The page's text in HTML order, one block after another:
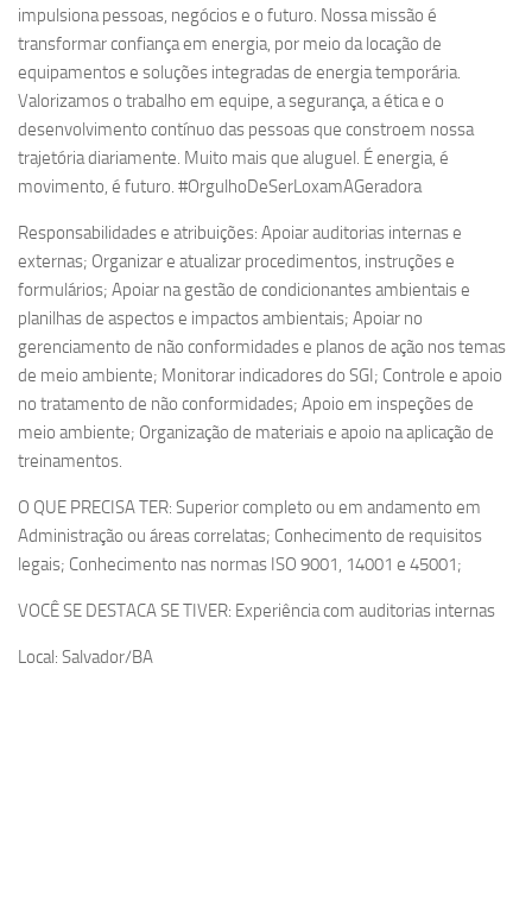
impulsiona pessoas, negócios e o futuro. Nossa missão é
transformar confiança em energia, por meio da locação de
equipamentos e soluções integradas de energia temporária.
Valorizamos o trabalho em equipe, a segurança, a ética e o
desenvolvimento contínuo das pessoas que constroem nossa
trajetória diariamente. Muito mais que aluguel. É energia, é
movimento, é futuro. #OrgulhoDeSerLoxamAGeradora
Responsabilidades e atribuições: Apoiar auditorias internas e
externas; Organizar e atualizar procedimentos, instruções e
formulários; Apoiar na gestão de condicionantes ambientais e
planilhas de aspectos e impactos ambientais; Apoiar no
gerenciamento de não conformidades e planos de ação nos temas
de meio ambiente; Monitorar indicadores do SGI; Controle e apoio
no tratamento de não conformidades; Apoio em inspeções de
meio ambiente; Organização de materiais e apoio na aplicação de
treinamentos.
O QUE PRECISA TER: Superior completo ou em andamento em
Administração ou áreas correlatas; Conhecimento de requisitos
legais; Conhecimento nas normas ISO 9001, 14001 e 45001;
VOCÊ SE DESTACA SE TIVER: Experiência com auditorias internas
Local: Salvador/BA